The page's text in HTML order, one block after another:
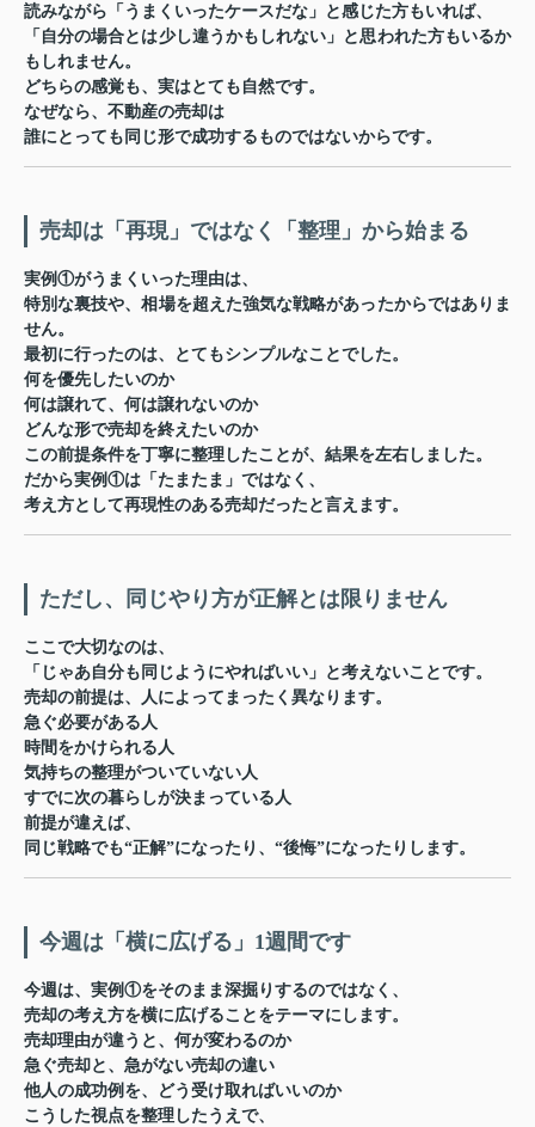
読みながら「うまくいったケースだな」と感じた方もいれば、
「自分の場合とは少し違うかもしれない」と思われた方もいるか
もしれません。
どちらの感覚も、実はとても自然です。
なぜなら、不動産の売却は
誰にとっても同じ形で成功するものではないからです。
売却は「再現」ではなく「整理」から始まる
実例①がうまくいった理由は、
特別な裏技や、相場を超えた強気な戦略があったからではありま
せん。
最初に行ったのは、とてもシンプルなことでした。
何を優先したいのか
何は譲れて、何は譲れないのか
どんな形で売却を終えたいのか
この前提条件を丁寧に整理したことが、結果を左右しました。
だから実例①は「たまたま」ではなく、
考え方として再現性のある売却だったと言えます。
ただし、同じやり方が正解とは限りません
ここで大切なのは、
「じゃあ自分も同じようにやればいい」と考えないことです。
売却の前提は、人によってまったく異なります。
急ぐ必要がある人
時間をかけられる人
気持ちの整理がついていない人
すでに次の暮らしが決まっている人
前提が違えば、
同じ戦略でも“正解”になったり、“後悔”になったりします。
今週は「横に広げる」1週間です
今週は、実例①をそのまま深掘りするのではなく、
売却の考え方を横に広げることをテーマにします。
売却理由が違うと、何が変わるのか
急ぐ売却と、急がない売却の違い
他人の成功例を、どう受け取ればいいのか
こうした視点を整理したうえで、